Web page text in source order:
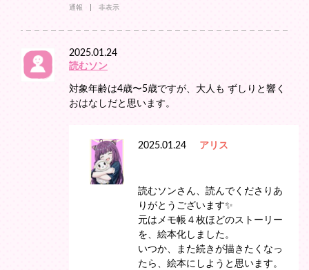
通報 非表示
2025.01.24
読むソン
対象年齢は4歳〜5歳ですが、大人も ずしりと響く
おはなしだと思います。
2025.01.24 アリス
読むソンさん、読んでくださりあ
りがとうございます✨
元はメモ帳４枚ほどのストーリー
を、絵本化しました。
いつか、また続きが描きたくなっ
たら、絵本にしようと思います。